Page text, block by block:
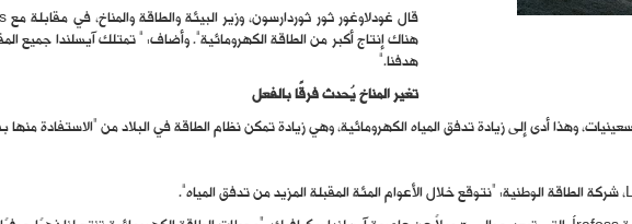
هناك إنتاج أكبر من الطاقة الكهرومائية”. وأضاف: ” تمتلك آيسلندا جميع
هدفنا.”
تغير المناخ يُحدث فرقًا بالفعل
وهذا أدى إلى زيادة تدفق المياه الكهرومائية، وهي زيادة تمكن نظام الطاقة في البلاد من “الاستفادة